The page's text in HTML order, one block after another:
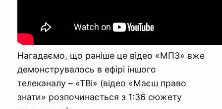
Нагадаємо, що раніше це відео «МПЗ» вже
демонструвалось в ефірі іншого
телеканалу – «ТВі» (відео «Маєш право
знати» розпочинається з 1:36 сюжету